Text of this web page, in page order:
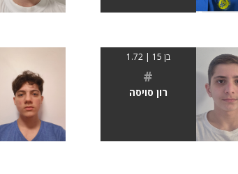
בן 15 | 1.72
#
רון סויסה